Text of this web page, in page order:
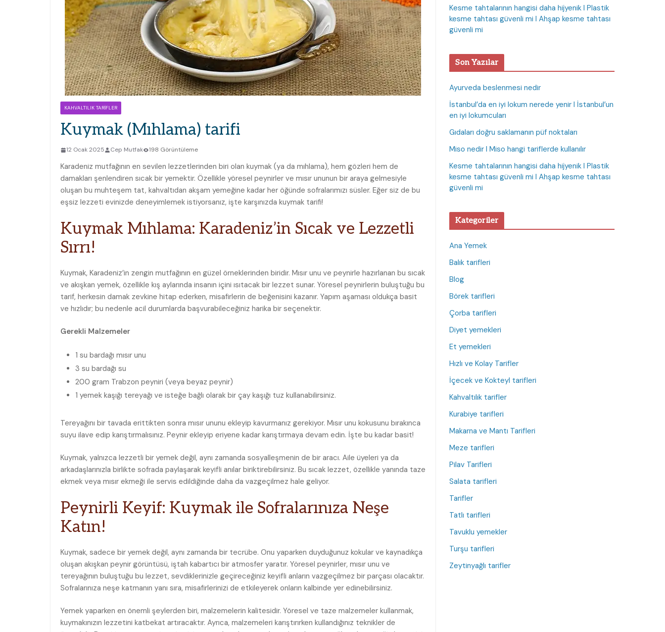
KAHVALTILIK TARIFLER
Kuymak (Mıhlama) tarifi
12 Ocak 2025 Cep Mutfak 198 Görüntüleme
Karadeniz mutfağının en sevilen lezzetlerinden biri olan kuymak (ya da mıhlama), hem gözleri hem de
damakları şenlendiren sıcak bir yemektir. Özellikle yöresel peynirler ve mısır ununun bir araya gelmesiyle
oluşan bu muhteşem tat, kahvaltıdan akşam yemeğine kadar her öğünde sofralarımızı süsler. Eğer siz de bu
eşsiz lezzeti evinizde deneyimlemek istiyorsanız, işte karşınızda kuymak tarifi!
Kuymak Mıhlama: Karadeniz’in Sıcak ve Lezzetli
Sırrı!
Kuymak, Karadeniz’in zengin mutfağının en güzel örneklerinden biridir. Mısır unu ve peynirle hazırlanan bu sıcak
ve akışkan yemek, özellikle kış aylarında insanın içini ısıtacak bir lezzet sunar. Yöresel peynirlerin buluştuğu bu
tarif, herkesin damak zevkine hitap ederken, misafirlerin de beğenisini kazanır. Yapım aşaması oldukça basit
ve hızlıdır; bu nedenle acil durumlarda başvurabileceğiniz harika bir seçenektir.
Gerekli Malzemeler
1 su bardağı mısır unu
3 su bardağı su
200 gram Trabzon peyniri (veya beyaz peynir)
1 yemek kaşığı tereyağı ve isteğe bağlı olarak bir çay kaşığı tuz kullanabilirsiniz.
Tereyağını bir tavada erittikten sonra mısır ununu ekleyip kavurmanız gerekiyor. Mısır unu kokusunu bırakınca
suyu ilave edip karıştırmalısınız. Peynir ekleyip eriyene kadar karıştırmaya devam edin. İşte bu kadar basit!
Kuymak, yalnızca lezzetli bir yemek değil, aynı zamanda sosyalleşmenin de bir aracı. Aile üyeleri ya da
arkadaşlarınızla birlikte sofrada paylaşarak keyifli anılar biriktirebilirsiniz. Bu sıcak lezzet, özellikle yanında taze
ekmek veya mısır ekmeği ile servis edildiğinde daha da vazgeçilmez hale geliyor.
Peynirli Keyif: Kuymak ile Sofralarınıza Neşe
Katın!
Kuymak, sadece bir yemek değil, aynı zamanda bir tecrübe. Onu yaparken duyduğunuz kokular ve kaynadıkça
oluşan akışkan peynir görüntüsü, iştah kabartıcı bir atmosfer yaratır. Yöresel peynirler, mısır unu ve
tereyağının buluştuğu bu lezzet, sevdiklerinizle geçireceğiniz keyifli anların vazgeçilmez bir parçası olacaktır.
Sofralarınıza neşe katmanın yanı sıra, misafirlerinizi de etkileyerek onların kalbinde yer edinebilirsiniz.
Yemek yaparken en önemli şeylerden biri, malzemelerin kalitesidir. Yöresel ve taze malzemeler kullanmak,
kuymakınızın lezzetini katbekat artıracaktır. Ayrıca, malzemeleri karıştırırken kullandığınız teknikler de
Kesme tahtalarının hangisi daha hijyenik I Plastik
kesme tahtası güvenli mi I Ahşap kesme tahtası
güvenli mi
Son Yazılar
Ayurveda beslenmesi nedir
İstanbul’da en iyi lokum nerede yenir I İstanbul’un
en iyi lokumcuları
Gıdaları doğru saklamanın püf noktaları
Miso nedir I Miso hangi tariflerde kullanılır
Kesme tahtalarının hangisi daha hijyenik I Plastik
kesme tahtası güvenli mi I Ahşap kesme tahtası
güvenli mi
Kategoriler
Ana Yemek
Balık tarifleri
Blog
Börek tarifleri
Çorba tarifleri
Diyet yemekleri
Et yemekleri
Hızlı ve Kolay Tarifler
İçecek ve Kokteyl tarifleri
Kahvaltılık tarifler
Kurabiye tarifleri
Makarna ve Mantı Tarifleri
Meze tarifleri
Pilav Tarifleri
Salata tarifleri
Tarifler
Tatlı tarifleri
Tavuklu yemekler
Turşu tarifleri
Zeytinyağlı tarifler